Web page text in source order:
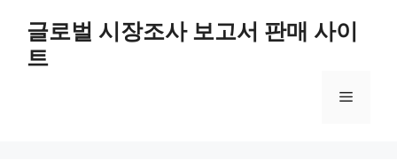
content
글로벌 시장조사 보고서 판매 사이
트
Menu